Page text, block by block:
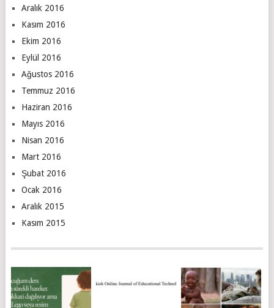
Aralık 2016
Kasım 2016
Ekim 2016
Eylül 2016
Ağustos 2016
Temmuz 2016
Haziran 2016
Mayıs 2016
Nisan 2016
Mart 2016
Şubat 2016
Ocak 2016
Aralık 2015
Kasım 2015